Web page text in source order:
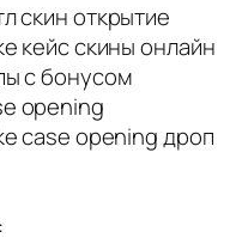
скин открытие
кейс скины онлайн
с бонусом
opening
case opening дроп